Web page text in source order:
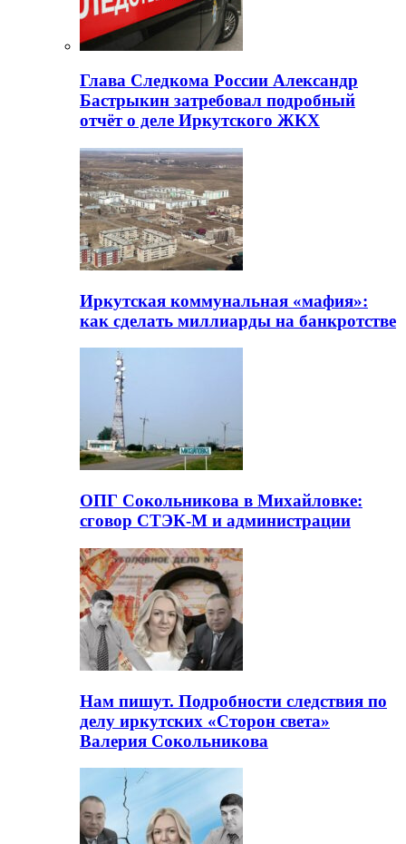
Глава Следкома России Александр
Бастрыкин затребовал подробный
отчёт о деле Иркутского ЖКХ
Иркутская коммунальная «мафия»:
как сделать миллиарды на банкротстве
ОПГ Сокольникова в Михайловке:
сговор СТЭК-М и администрации
Нам пишут. Подробности следствия по
делу иркутских «Сторон света»
Валерия Сокольникова